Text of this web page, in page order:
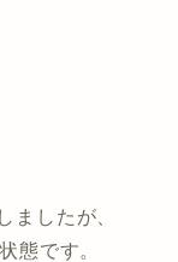
ましたが、
態です。